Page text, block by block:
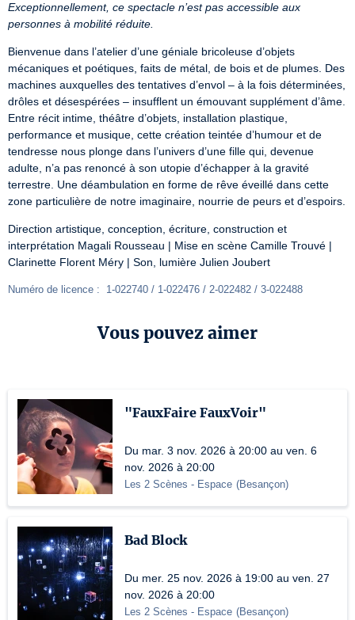
Exceptionnellement, ce spectacle n’est pas accessible aux
personnes à mobilité réduite.
Bienvenue dans l’atelier d’une géniale bricoleuse d’objets
mécaniques et poétiques, faits de métal, de bois et de plumes. Des
machines auxquelles des tentatives d’envol – à la fois déterminées,
drôles et désespérées – insufflent un émouvant supplément d’âme.
Entre récit intime, théâtre d’objets, installation plastique,
performance et musique, cette création teintée d’humour et de
tendresse nous plonge dans l’univers d’une fille qui, devenue
adulte, n’a pas renoncé à son utopie d’échapper à la gravité
terrestre. Une déambulation en forme de rêve éveillé dans cette
zone particulière de notre imaginaire, nourrie de peurs et d’espoirs.
Direction artistique, conception, écriture, construction et
interprétation Magali Rousseau | Mise en scène Camille Trouvé |
Clarinette Florent Méry | Son, lumière Julien Joubert
Numéro de licence :  1-022740 / 1-022476 / 2-022482 / 3-022488
Vous pouvez aimer
"FauxFaire FauxVoir"
Du mar. 3 nov. 2026 à 20:00 au ven. 6
nov. 2026 à 20:00
Les 2 Scènes - Espace (Besançon)
Bad Block
Du mer. 25 nov. 2026 à 19:00 au ven. 27
nov. 2026 à 20:00
Les 2 Scènes - Espace (Besançon)